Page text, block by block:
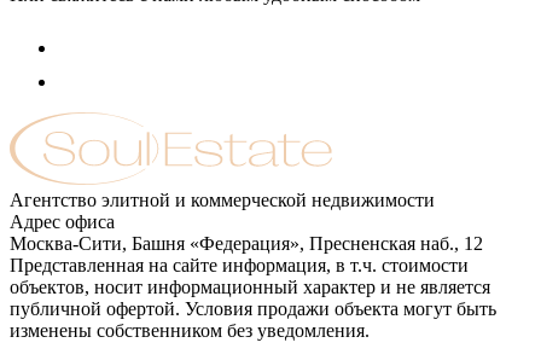
Агентство элитной и коммерческой недвижимости
Адрес офиса
Москва-Сити, Башня «Федерация», Пресненская наб., 12
Представленная на сайте информация, в т.ч. стоимости
объектов, носит информационный характер и не является
публичной офертой. Условия продажи объекта могут быть
изменены собственником без уведомления.